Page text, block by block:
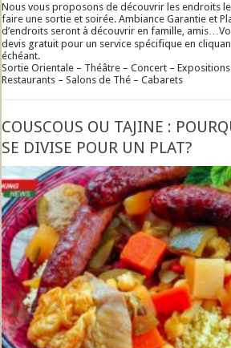
Nous vous proposons de découvrir les endroits
faire une sortie et soirée. Ambiance Garantie et
d’endroits seront à découvrir en famille,
devis gratuit pour un service spécifique en
échéant.
Sortie Orientale – Théâtre – Concert – Expositions
Restaurants – Salons de Thé – Cabarets
COUSCOUS OU TAJINE :
SE DIVISE POUR UN PLAT?